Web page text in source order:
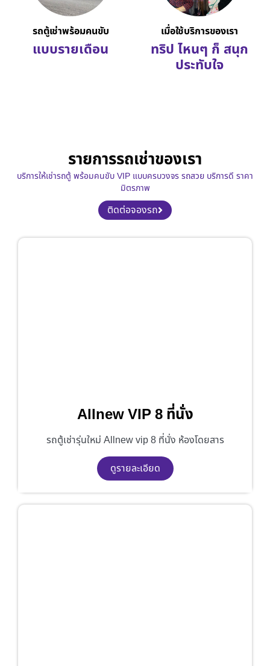
รถตู้เช่าพร้อมคนขับ
แบบรายเดือน
เมื่อใช้บริการของเรา
ทริป ไหนๆ ก็ สนุก
ประทับใจ
รายการรถเช่าของเรา
บริการให้เช่ารถตู้ พร้อมคนขับ VIP แบบครบวงจร รถสวย บริการดี ราคา
มิตรภาพ
ติดต่อจองรถ
Allnew VIP 8 ที่นั่ง
รถตู้เช่ารุ่นใหม่ Allnew vip 8 ที่นั่ง ห้องโดยสาร
ดูรายละเอียด